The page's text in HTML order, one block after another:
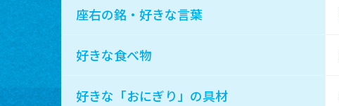
座右の銘・好きな言葉
好きな食べ物
好きな「おにぎり」の具材